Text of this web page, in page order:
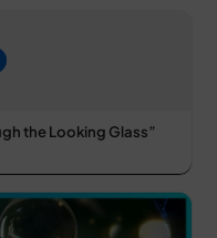
the Looking Glass”